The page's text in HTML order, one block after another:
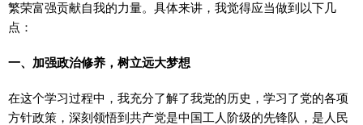
繁荣富强贡献自我的力量。具体来讲，我觉得应当做到以下几
点：
一、加强政治修养，树立远大梦想
在这个学习过程中，我充分了解了我党的历史，学习了党的各项
方针政策，深刻领悟到共产党是中国工人阶级的先锋队，是人民